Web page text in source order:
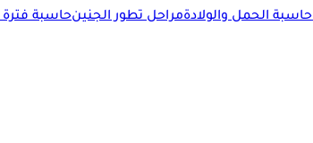
حاسبة الحمل والولادةمراحل تطور الجنينحاسبة فترة